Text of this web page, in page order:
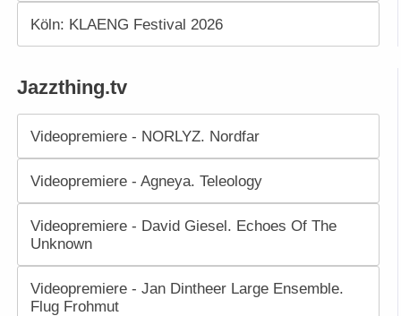
Köln: KLAENG Festival 2026
Jazzthing.tv
Videopremiere - NORLYZ. Nordfar
Videopremiere - Agneya. Teleology
Videopremiere - David Giesel. Echoes Of The
Unknown
Videopremiere - Jan Dintheer Large Ensemble.
Flug Frohmut